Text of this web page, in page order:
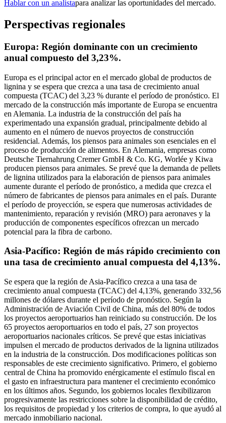
Hablar con un analistapara analizar las oportunidades del mercado.
Perspectivas regionales
Europa: Región dominante con un crecimiento
anual compuesto del 3,23%.
Europa es el principal actor en el mercado global de productos de
lignina y se espera que crezca a una tasa de crecimiento anual
compuesta (TCAC) del 3,23 % durante el período de pronóstico. El
mercado de la construcción más importante de Europa se encuentra
en Alemania. La industria de la construcción del país ha
experimentado una expansión gradual, principalmente debido al
aumento en el número de nuevos proyectos de construcción
residencial. Además, los piensos para animales son esenciales en el
proceso de producción de alimentos. En Alemania, empresas como
Deutsche Tiernahrung Cremer GmbH & Co. KG, Worlée y Kiwa
producen piensos para animales. Se prevé que la demanda de pellets
de lignina utilizados para la elaboración de piensos para animales
aumente durante el período de pronóstico, a medida que crezca el
número de fabricantes de piensos para animales en el país. Durante
el período de proyección, se espera que numerosas actividades de
mantenimiento, reparación y revisión (MRO) para aeronaves y la
producción de componentes específicos ofrezcan un mercado
potencial para la fibra de carbono.
Asia-Pacífico: Región de más rápido crecimiento con
una tasa de crecimiento anual compuesta del 4,13%.
Se espera que la región de Asia-Pacífico crezca a una tasa de
crecimiento anual compuesta (TCAC) del 4,13%, generando 332,56
millones de dólares durante el período de pronóstico. Según la
Administración de Aviación Civil de China, más del 80% de todos
los proyectos aeroportuarios han reiniciado su construcción. De los
65 proyectos aeroportuarios en todo el país, 27 son proyectos
aeroportuarios nacionales críticos. Se prevé que estas iniciativas
impulsen el mercado de productos derivados de la lignina utilizados
en la industria de la construcción. Dos modificaciones políticas son
responsables de este crecimiento significativo. Primero, el gobierno
central de China ha promovido enérgicamente el estímulo fiscal en
el gasto en infraestructura para mantener el crecimiento económico
en los últimos años. Segundo, los gobiernos locales flexibilizaron
progresivamente las restricciones sobre la disponibilidad de crédito,
los requisitos de propiedad y los criterios de compra, lo que ayudó al
mercado inmobiliario nacional.